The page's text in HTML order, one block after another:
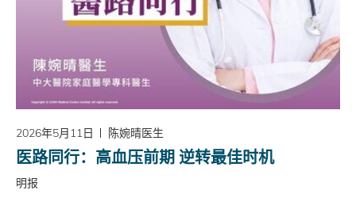
2026年5月11日 陈婉晴医生
医路同行：高血压前期 逆转最佳时机
明报